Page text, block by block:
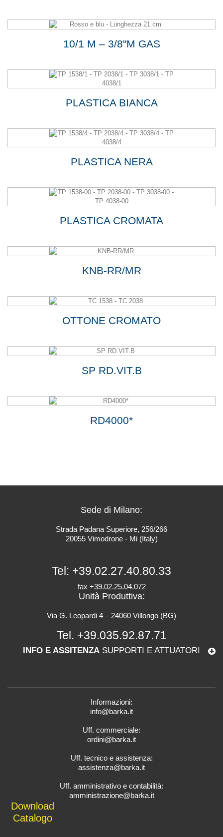
10/1 M – 3/8"M GAS
PLASTICA BIANCA
PLASTICA NERA
PLASTICA CROMATA
KNB-RR/MR
OTTONE CROMATO
SP RD.VIT.B
RD4000*
Sede di Milano:
Strada Padana Superiore, 256/266
20055 Vimodrone - Mi (Italy)
Tel: +39.02.27.40.80.33
fax +39.02.25.04.072
Unità Produttiva:
Via G. Leopardi 4 – 24060 Villongo (BG)
Tel. +39.035.92.87.71
INFO E ASSITENZA SUPPORTI E ATTUATORI
Informazioni:
info@barka.it
Uff. commerciale:
ordini@barka.it
Uff. tecnico e assistenza:
assistenza@barka.it
Uff. amministrativo e contabilità:
amministrazione@barka.it
Download
Catalogo